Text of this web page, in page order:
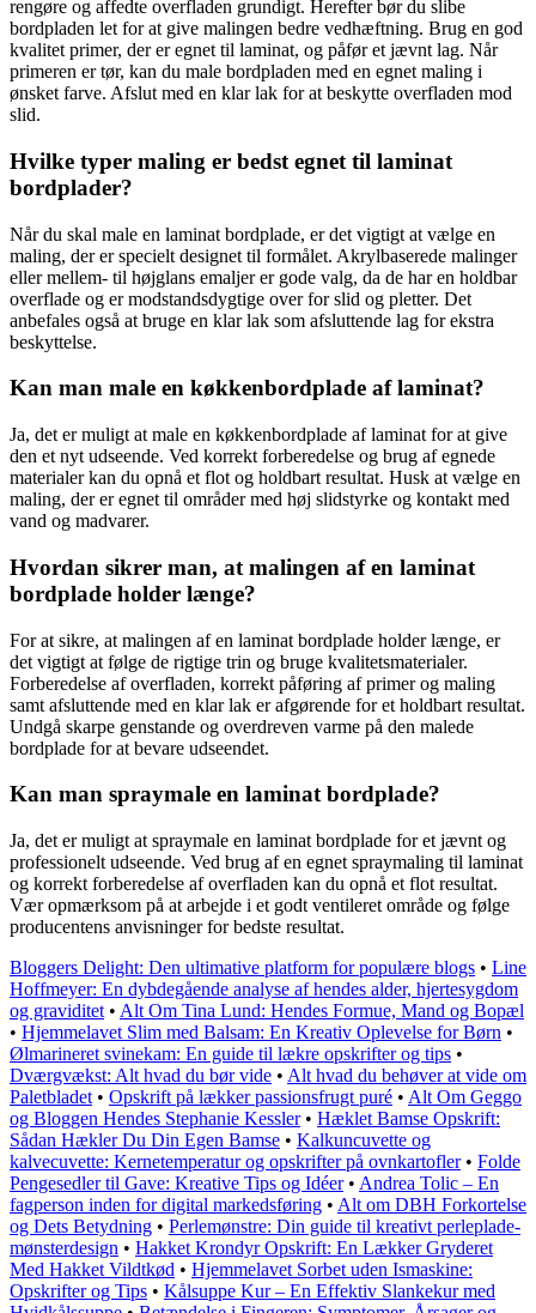
rengøre og affedte overfladen grundigt. Herefter bør du slibe
bordpladen let for at give malingen bedre vedhæftning. Brug en god
kvalitet primer, der er egnet til laminat, og påfør et jævnt lag. Når
primeren er tør, kan du male bordpladen med en egnet maling i
ønsket farve. Afslut med en klar lak for at beskytte overfladen mod
slid.
Hvilke typer maling er bedst egnet til laminat
bordplader?
Når du skal male en laminat bordplade, er det vigtigt at vælge en
maling, der er specielt designet til formålet. Akrylbaserede malinger
eller mellem- til højglans emaljer er gode valg, da de har en holdbar
overflade og er modstandsdygtige over for slid og pletter. Det
anbefales også at bruge en klar lak som afsluttende lag for ekstra
beskyttelse.
Kan man male en køkkenbordplade af laminat?
Ja, det er muligt at male en køkkenbordplade af laminat for at give
den et nyt udseende. Ved korrekt forberedelse og brug af egnede
materialer kan du opnå et flot og holdbart resultat. Husk at vælge en
maling, der er egnet til områder med høj slidstyrke og kontakt med
vand og madvarer.
Hvordan sikrer man, at malingen af en laminat
bordplade holder længe?
For at sikre, at malingen af en laminat bordplade holder længe, er
det vigtigt at følge de rigtige trin og bruge kvalitetsmaterialer.
Forberedelse af overfladen, korrekt påføring af primer og maling
samt afsluttende med en klar lak er afgørende for et holdbart resultat.
Undgå skarpe genstande og overdreven varme på den malede
bordplade for at bevare udseendet.
Kan man spraymale en laminat bordplade?
Ja, det er muligt at spraymale en laminat bordplade for et jævnt og
professionelt udseende. Ved brug af en egnet spraymaling til laminat
og korrekt forberedelse af overfladen kan du opnå et flot resultat.
Vær opmærksom på at arbejde i et godt ventileret område og følge
producentens anvisninger for bedste resultat.
Bloggers Delight: Den ultimative platform for populære blogs • Line
Hoffmeyer: En dybdegående analyse af hendes alder, hjertesygdom
og graviditet • Alt Om Tina Lund: Hendes Formue, Mand og Bopæl
• Hjemmelavet Slim med Balsam: En Kreativ Oplevelse for Børn •
Ølmarineret svinekam: En guide til lækre opskrifter og tips •
Dværgvækst: Alt hvad du bør vide • Alt hvad du behøver at vide om
Paletbladet • Opskrift på lækker passionsfrugt puré • Alt Om Geggo
og Bloggen Hendes Stephanie Kessler• Hæklet Bamse Opskrift:
Sådan Hækler Du Din Egen Bamse • Kalkuncuvette og
kalvecuvette: Kernetemperatur og opskrifter på ovnkartofler• Folde
Pengesedler til Gave: Kreative Tips og Idéer• Andrea Tolic – En
fagperson inden for digital markedsføring • Alt om DBH Forkortelse
og Dets Betydning • Perlemønstre: Din guide til kreativt perleplade-
mønsterdesign • Hakket Krondyr Opskrift: En Lækker Gryderet
Med Hakket Vildtkød • Hjemmelavet Sorbet uden Ismaskine:
Opskrifter og Tips • Kålsuppe Kur – En Effektiv Slankekur med